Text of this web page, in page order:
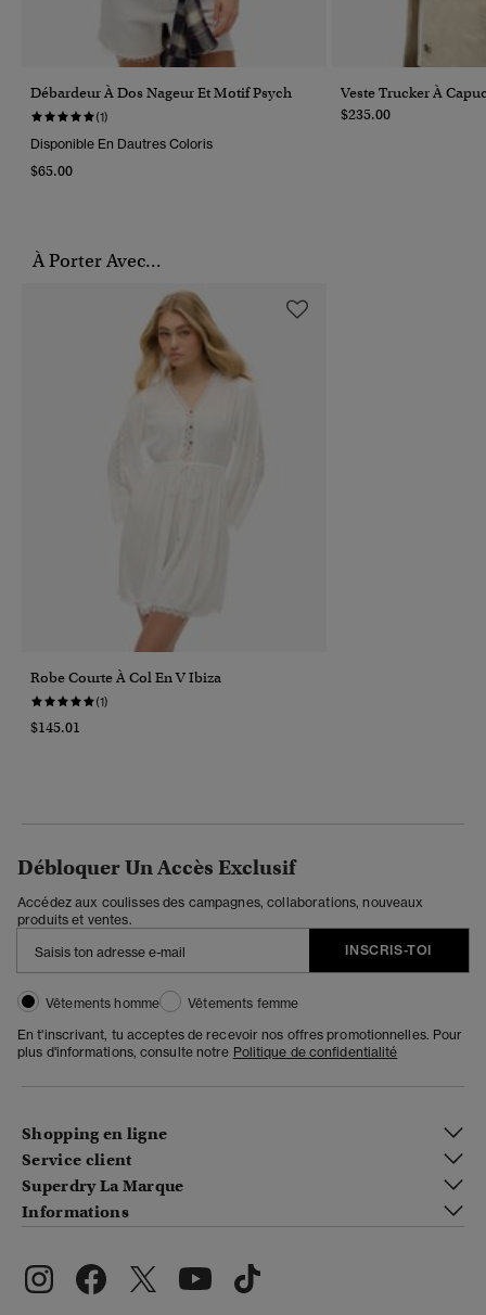
Débardeur À Dos Nageur Et Motif Psych
(1)
Disponible En Dautres Coloris
$65.00
Veste Trucker À
$235.00
À Porter Avec...
Robe Courte À Col En V Ibiza
(1)
$145.01
Débloquer Un Accès Exclusif
Accédez aux coulisses des campagnes, collaborations, nouveaux
produits et ventes.
INSCRIS-TOI
Vêtements homme
Vêtements femme
En t'inscrivant, tu acceptes de recevoir nos offres promotionnelles. Pour
plus d'informations, consulte notre Politique de confidentialité
Shopping en ligne
Service client
Superdry La Marque
Informations